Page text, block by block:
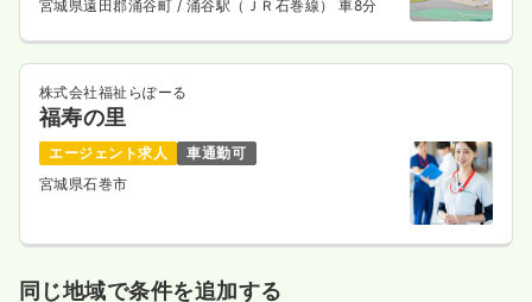
宮城県遠田郡涌谷町 / 涌谷駅（ＪＲ石巻線） 車8分
株式会社福祉らぽーる
福寿の里
エージェント求人
車通勤可
宮城県石巻市
同じ地域で条件を追加する